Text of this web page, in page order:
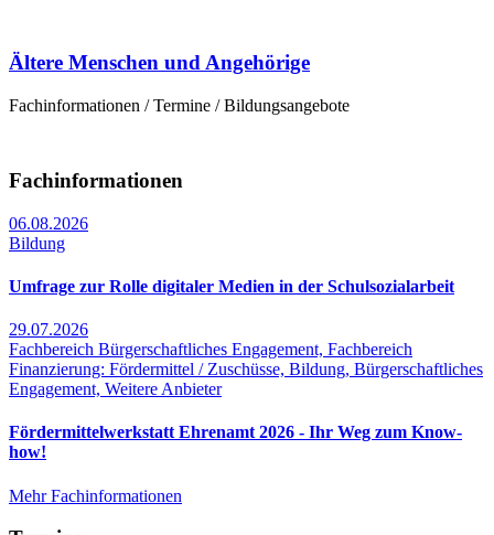
Ältere Menschen und Angehörige
Fachinformationen / Termine / Bildungsangebote
Fachinformationen
06.08.2026
Bildung
Umfrage zur Rolle digitaler Medien in der Schulsozialarbeit
29.07.2026
Fachbereich Bürgerschaftliches Engagement, Fachbereich
Finanzierung: Fördermittel / Zuschüsse, Bildung, Bürgerschaftliches
Engagement, Weitere Anbieter
Fördermittelwerkstatt Ehrenamt 2026 - Ihr Weg zum Know-
how!
Mehr Fachinformationen